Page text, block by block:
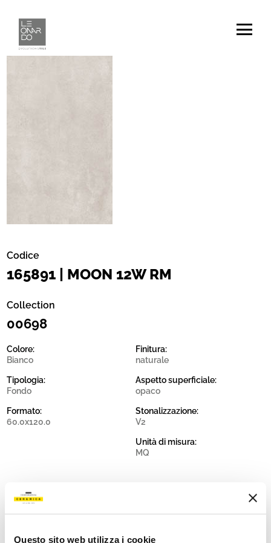
Questo sito web utilizza i cookie
Codice
165891 | MOON 12W RM
Collection
00698
Colore:
Bianco
Tipologia:
Fondo
Formato:
60.0x120.0
Finitura:
naturale
Aspetto superficiale:
opaco
Stonalizzazione:
V2
Unità di misura:
MQ